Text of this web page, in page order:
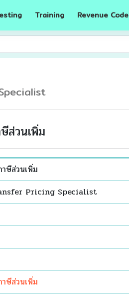
Training Revenue Code
ส่วนเพิ่ม
ษีส่วนเพิ่ม
Pricing Specialist
ษีส่วนเพิ่ม